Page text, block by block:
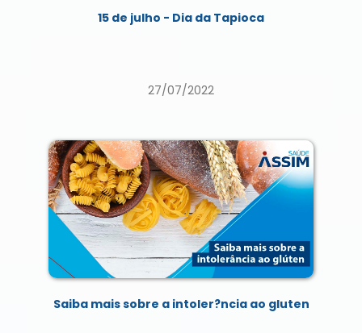
15 de julho - Dia da Tapioca
27/07/2022
Saiba mais sobre a intoler?ncia ao gluten